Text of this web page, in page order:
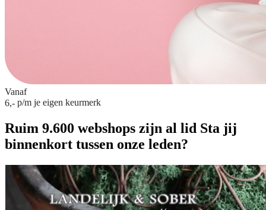
Vanaf
6,- p/m je eigen keurmerk
Ruim 9.600 webshops zijn al lid Sta jij
binnenkort tussen onze leden?